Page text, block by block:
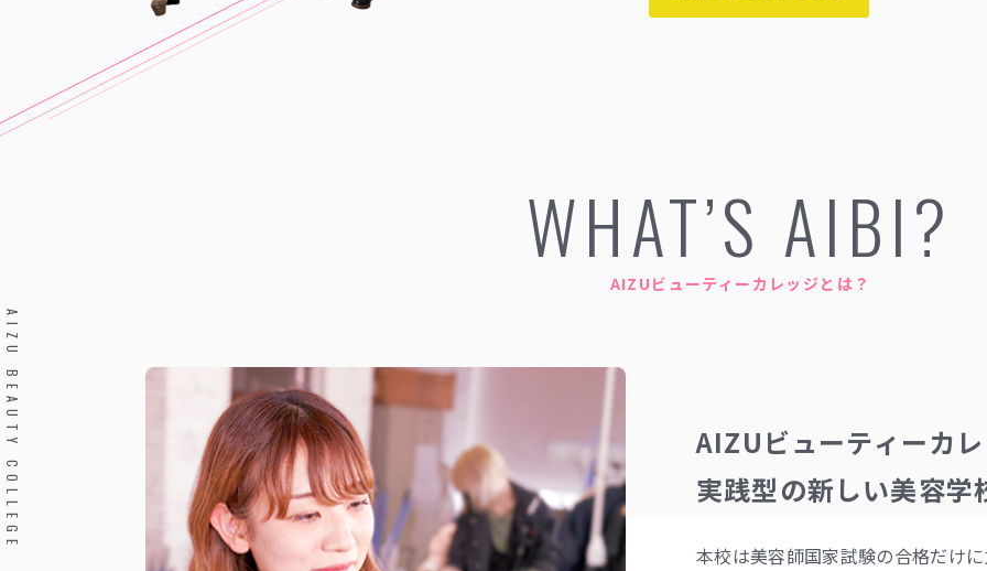
AIZU BEAUTY COLLEGE
WHAT’S AIBI?
AIZUビューティーカレッジとは？
AIZUビューティーカ
実践型の新しい美容学
本校は美容師国家試験の合格だけ